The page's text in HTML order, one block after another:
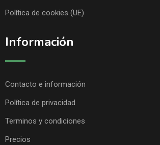
Política de cookies (UE)
Información
Contacto e información
Política de privacidad
Terminos y condiciones
Precios